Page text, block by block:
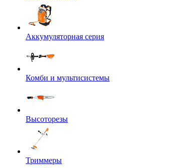
Аккумуляторная серия
Комби и мультисистемы
Высоторезы
Триммеры